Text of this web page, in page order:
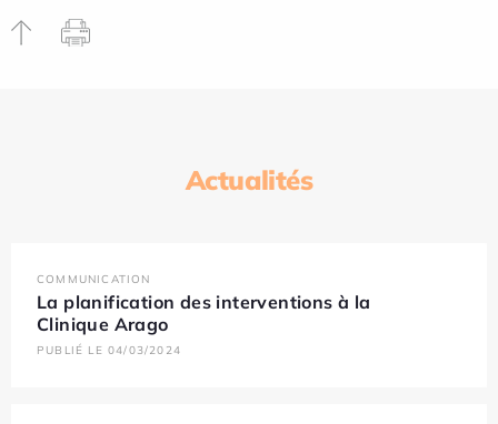
Actualités
COMMUNICATION
La planification des interventions à la
Clinique Arago
PUBLIÉ LE 04/03/2024